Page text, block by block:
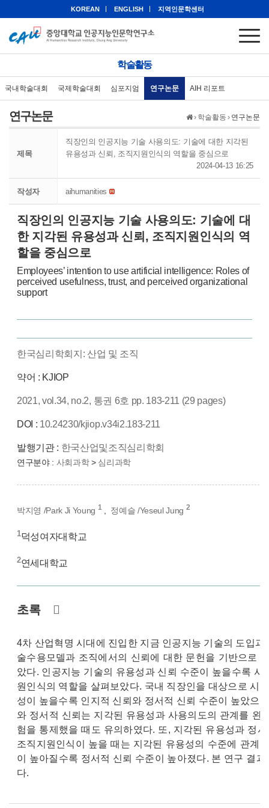
KOREAN ENGLISH 지역인문학센터
학술활동
국내학술대회 국제학술대회 심포지엄 연구논문 AIH 리포트
› 학술활동 › 연구논문
연구논문
제목
직장인의 인공지능 기술 사용의도: 기술에 대한 지각된
유용성과 신뢰, 조직지원인식의 역할을 중심으로
2024-04-13 16:25
작성자 aihumanities
직장인의 인공지능 기술 사용의도: 기술에 대
한 지각된 유용성과 신뢰, 조직지원인식의 역
할을 중심으로
Employees’ intention to use artificial intelligence: Roles of
perceived usefulness, trust, and perceived organizational
support
한국심리학회지: 산업 및 조직
약어 : KJIOP
2021, vol.34, no.2, 통권 6호 pp. 183-211 (29 pages)
DOI : 10.24230/kjiop.v34i2.183-211
발행기관 : 한국산업및조직심리학회
연구분야 : 사회과학> 심리과학
박지영 /Park Ji Young 1, 정예슬 /Yeseul Jung 2
1덕성여자대학교
2연세대학교
초록
4차 산업혁명 시대에 진입한 지금 인공지능 기술의 도입
술수용모델과 조직에서의 신뢰에 대한 문헌을 기반으로
았다. 인공지능 기술의 유용성과 신뢰 수준이 높을수록
원인식의 역할을 살펴보았다. 국내 직장인을 대상으로 시
성이 높을수록 인지적 신뢰와 정서적 신뢰 수준이 높았으
와 정서적 신뢰는 지각된 유용성과 사용의도의 관계를
험을 통제했을 때도 유의하였다. 또, 지각된 유용성과 정
조직지원인식이 높을 때는 지각된 유용성의 수준에 관계
이 높아질수록 정서적 신뢰 수준이 높아졌다. 본 연구 결
다.